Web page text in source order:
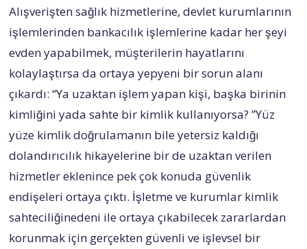
Alışverişten sağlık hizmetlerine, devlet kurumlarının
işlemlerinden bankacılık işlemlerine kadar her şeyi
evden yapabilmek, müşterilerin hayatlarını
kolaylaştırsa da ortaya yepyeni bir sorun alanı
çıkardı: “Ya uzaktan işlem yapan kişi, başka birinin
kimliğini yada sahte bir kimlik kullanıyorsa? ”Yüz
yüze kimlik doğrulamanın bile yetersiz kaldığı
dolandırıcılık hikayelerine bir de uzaktan verilen
hizmetler eklenince pek çok konuda güvenlik
endişeleri ortaya çıktı. İşletme ve kurumlar kimlik
sahteciliğinedeni ile ortaya çıkabilecek zararlardan
korunmak için gerçekten güvenli ve işlevsel bir